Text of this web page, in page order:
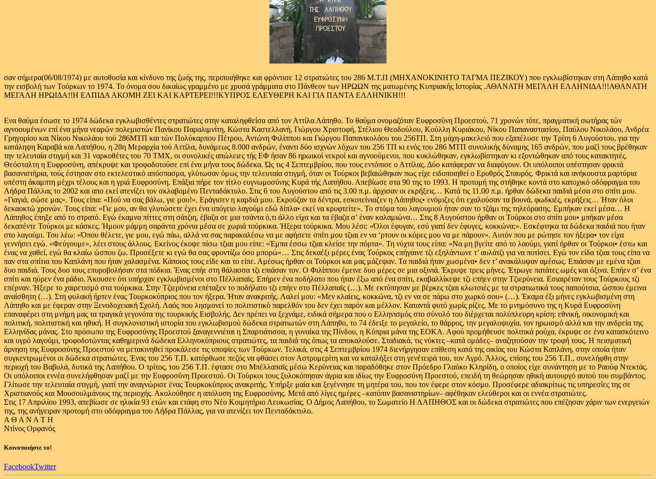
σαν σήμερα(06/08/1974) με αυτοθυσία και κίνδυνο της ζωής της, περιποιήθηκε και φρόντισε 12 στρατιώτες του 286 Μ.Τ.Π (ΜΗΧΑΝΟΚΙΝΗΤΟ ΤΑΓΜΑ ΠΕΖΙΚΟΥ) που εγκλωβίστηκαν στη Λάπηθο κατά
την εισβολή των Τούρκων το 1974. Το όνομα σου δικαίως γραμμένο με χρυσά γράμματα στο Πάνθεον των ΗΡΩΩΝ της ματωμένης Κυπριακής Ιστορίας .ΑΘΑΝΑΤΗ ΜΕΓΑΛΗ ΕΛΛΗΝΙΔΑ!!!ΑΘΑΝΑΤΗ
ΜΕΓΑΛΗ ΗΡΩΙΔΑ!!Η ΕΛΠΙΔΑ ΑΚΟΜΗ ΖΕΙ ΚΑΙ ΚΑΡΤΕΡΕΙ!!!ΚΥΠΡΟΣ ΕΛΕΥΘΕΡΗ ΚΑΙ ΓΙΑ ΠΑΝΤΑ ΕΛΛΗΝΙΚΗ!!!
Ενα θαύμα έσωσε το 1974 δώδεκα εγκλωβισθέντες στρατιώτες στην καταληφθείσα από τον Αττίλα Λάπηθο. Το θαύμα ονομαζόταν Ευφροσύνη Προεστού, 71 χρονών τότε, πραγματική σωτήρας τών
αγνοουμένων επί ένα μήνα νεαρών πολεμιστών Πανίκου Παραλιμνίτη, Κώστα Καστελλανή, Γιώργου Χριστοφή, Στέλιου Θεοδούλου, Κούλλη Κυριάκου, Νίκου Παπαναστασίου, Παύλου Νικολάου, Ανδρέα
Γρηγορίου και Νίκου Νικολάου τού 286ΜΤΠ και τών Πολύκαρπου Πέτρου, Αντώνη Φιλίππου και Γιώργου Παπανικολάου του 256ΤΠ. Στη μάχη-μακελειό που εξαπέλυσε την Τρίτη 6 Αυγούστου, για την
κατάληψη Καραβά και Λαπήθου, η 28η Μεραρχία τού Αττίλα, δυνάμεως 8.000 ανδρών, έναντι δύο ισχνών λόχων του 256 ΤΠ κι ενός του 286 ΜΤΠ συνολικής δύναμης 165 ανδρών, που μαζί τους βρέθηκαν
την τελευταία στιγμή και 31 ναρκοθέτες του 70 ΤΜΧ, οι συνολικές απώλειες τής ΕΦ ήσαν 86 ηρωικοί νεκροί και αγνοούμενοι, που κυκλώθηκαν, εγκλωβίστηκαν κι εξοντώθηκαν από τους κατακτητές.
Θεόσταλτη η Ευφροσύνη, απέκρυψε και τροφοδοτούσε επί ένα μήνα τους δώδεκα. Ώς τις 4 Σεπτεμβρίου, που τους εντόπισε ο Αττίλας. Δύο κατάφεραν να διαφύγουν. Οι υπόλοιποι υπέστησαν φρικτά
βασανιστήρια, τούς έστησαν στο εκτελεστικό απόσπασμα, γλύτωσαν όμως την τελευταία στιγμή, όταν οι Τούρκοι βεβαιώθηκαν πως είχε ειδοποιηθεί ο Ερυθρός Σταυρός. Φρικτά και ανήκουστα μαρτύρια
υπέστη άκαμπτη μέχρι τέλους και η γριά Ευφροσύνη. Επάξια πήρε τον τίτλο ευγνωμοσύνης Κυρά τής Λαπήθου. Απεβίωσε στα 90 της το 1993. Η προτομή της στήθηκε κοντά στο κατοχικό οδόφραγμα του
Λήδρα Πάλλας το 2002 και απο εκεί ατενίζει τον σκλαβομένο Πενταδάκτυλο. Στις 6 του Αυγούστου από τις 3.00 π.μ. άρχισαν οι εκρήξεις… Κατά τις 11.00 π.μ. ήρθαν δώδεκα παιδιά μέσα στο σπίτι μου.
«Γιαγιά, σώσε μας». Τους είπα: «Πού να σας βάλω, γιε μου!». Εράγισεν η καρδιά μου. Εκρούζαν τα δέντρα, εσκοτείνιαζεν η Λάπηθος• ενόμιζες ότι εχαλούσαν τα βουνά, φωδκιές, εκρήξεις… Ήταν όλοι
δεκαοκτώ χρονών. Τους είπα: «Γιε μου, αν θα γλυτώσετε έχει ένα υπόγειο λαγούμι εδώ δίπλα• εκεί να κρυφτείτε». Το στόμα του λαγουμιού ήταν σαν το τζάμι της τηλεόρασης. Εμπήκαν εκεί μέσα… Η
Λάπηθος έπηξε από το στρατό. Εγώ έκαμνα πίττες στη σάτζιη, έβαζα σε μια τσάντα ό,τι άλλο είχα και τα έβαζα σ’ έναν καλαμιώνα… Στις 8 Αυγούστου ήρθαν οι Τούρκοι στο σπίτι μου• μπήκαν μέσα
δεκαπέντε Τούρκοι με κάσκες. Ήμουν μάμμη σαράντα χρόνια μέσα σε χωριά τούρκικα. Ήξερα τούρκικα. Μου λέσι: «Όλοι έφυγαν, εσύ γιατί δεν έφυγες, κοκκώνα;». Εσκέφτηκα τα δώδεκα παιδιά που ήταν
στο λαγούμι. Του λέω: «Όπου θέλετε, γιε μου, εγώ πάω, αλλά να σας παρακαλέσω να με αφήσετε σπίτι μου τζιαι εν να ‘ρτουν οι κόρες μου να με πάρουν». Αυτόν που με ρώτησε τον ήξερα• τον είχα
γεννήσει εγώ. «Φεύγουμε», λέει στους άλλους. Εκείνος έκοψε πίσω τζιαι μου είπε: «Έμπα έσσω τζιαι κλείσε την πόρτα». Τη νύχτα τους είπα: «Να μη βγείτε από το λαούμι, γιατί ήρθαν οι Τούρκοι• έστω και
ένας να χαθεί, εγώ θα κλαίω ώσπου ζω. Προσέξετε κι εγώ θα σας φροντίζω όσο μπορώ»… Στις δεκαέξι μέρες ένας Τούρκος επήγαινε τζι εξηλάντωνε τ’ αυλάτζι για να ποτίσει. Εγώ τον είδα τζιαι τους είπα να
παν στα σπίτια του Καπλάνη που ήταν χαλασμένα. Κάποιος τους είδε και το είπε. Αμέσως ήρθαν οι Τούρκοι και μας μάζεψαν. Τα παιδιά ήταν χωσμένα• δεν τ’ ανακάλυψαν αμέσως. Επιάσαν με εμένα τζιαι
δυο παιδιά. Τους δυο τους επυροβολήσαν στα πόδκια. Ένας επήε στη θάλασσα τζι επιάσαν τον. Ο Φιλίππου έμεινε δυο μέρες σε μια οξινιά. Έκρυψε τρεις μήνες. Έτρωγε πατάτες ωμές και όξινα. Επήεν σ’ ένα
σπίτι και ηύρεν ένα ράδιο. Άκουσεν ότι υπήρχαν εγκλωβισμένοι στο Πέλλαπαϊς. Επήρεν ένα ποδήλατο που ήταν έξω από ένα σπίτι, εκαβαλλίκεψε τζι επήεν στην Τζιερύνεια. Εσιαιρέταν τους Τούρκους τζι
επέρναν. Ήξερε το χαιρετισμό στα τούρκικα. Στην Τζιερύνεια επέταξεν το ποδήλατο τζι επήεν στο Πέλλαπαϊς (…). Με εκτύπησαν με βέρκες τζιαι κλωτσιές με τα στρατιωτικά τους παπούτσια, ώσπου έμεινα
αναίσθητη (…). Στη φυλακή ήρτεν ένας Τουρκοκύπριος που τον ήξερα. Ήταν ανακριτής. Λαλεί μου: «Μεν κλαίεις, κοκκώνα, τζι εν να σε πάρω στο χωρκό σου» (…). Έκαμα έξι μήνες εγκλωβισμένη στη
Λάπηθο και με έφεραν στην Ξενοδοχειακή Σχολή. Λαός που λησμονεί το πολιτιστικό παρελθόν του δεν έχει παρόν και μέλλον. Καταντά φυτό χωρίς ρίζες. Με το μνημόσυνο της η Κυρά Ευφροσύνη
επαναφέρει στη μνήμη μας τα τραγικά γεγονότα της τουρκικής Εισβολής. Δεν πρέπει να ξεχνάμε, ειδικά σήμερα που ο Ελληνισμός στο σύνολό του διέρχεται πολύπλευρη κρίση: εθνική, οικονομική και
πολιτική, πολιτιστική και ηθική. Η συγκλονιστική ιστορία του εγκλωβισμού δώδεκα στρατιωτών στη Λάπηθο, το 74 έδειξε το μεγαλείο, το θάρρος, την μεγαλοψυχία, τον ηρωισμό αλλά και την ανδρεία της
Ελληνίδας μάνας. Στο πρόσωπο της Ευφροσύνης Προεστού ξαναγεννιέται η Σπαρτιάτισσα, η γυναίκα της Πίνδου, η Κύπρια μάνα της ΕΟΚΑ. Αφού προμήθευσε πολιτικά ρούχα, έκρυψε σε ένα κατασκότεινο
και υγρό λαγούμι, τροφοδοτώντας καθημερινά δώδεκα Ελληνοκύπριους στρατιώτες, τα παιδιά της όπως τα αποκαλούσε. Σταδιακά, τις νύκτες –κατά ομάδες– αναζητούσαν την τροφή τους. Η πεισματική
άρνηση της Ευφροσύνης Προεστού να μετακινηθεί προκάλεσε τις υποψίες των Τούρκων. Τελικά, στις 4 Σεπτεμβρίου 1974 διενήργησαν επίθεση κατά της οικίας του Κώστα Καπλάνη, στην οποία ήταν
συγκεντρωμένοι οι δώδεκα στρατιώτες. Ένας του 256 Τ.Π. κατόρθωσε πεζός να φθάσει στον Αστρομερίτη και να καταλήξει στη γενέτειρά του, τον Αγρό. Άλλος, επίσης του 256 Τ.Π., συνελήφθη στην
περιοχή του Βαβυλά, δυτικά της Λαπήθου. Ο τρίτος, του 256 Τ.Π. έφτασε στο Μπέλλαπαϊς μέσω Κερύνειας και παραδόθηκε στον Πρόεδρο Γλαύκο Κληρίδη, ο οποίος είχε συνάντηση με το Ραούφ Ντεκτάς.
Οι υπόλοιποι εννέα συνελήφθησαν μαζί με την Ευφροσύνη Προεστού. Οι Τούρκοι τους ξυλοκόπησαν άγρια και ιδίως την Ευφροσύνη Προεστού, επειδή τη θεώρησαν ηθική αυτουργό αυτού του συμβάντος.
Γλίτωσε την τελευταία στιγμή, γιατί την αναγνώρισε ένας Τουρκοκύπριος ανακριτής. Υπήρξε μαία και ξεγέννησε τη μητέρα του, που τον έφερε στον κόσμο. Προσέφερε αδιακρίτως τις υπηρεσίες της σε
Χριστιανούς και Μουσουλμάνους της περιοχής. Ακολούθησε η απόλυση της Ευφροσύνης. Μετά από λίγες ημέρες –κατόπιν βασανιστηρίων– αφέθηκαν ελεύθεροι και οι εννέα στρατιώτες.
Στις 17 Απριλίου 1993, απεβίωσε σε ηλικία 93 ετών και ετάφη στο Νέο Κοιμητήριο Λευκωσίας. Ο Δήμος Λαπήθου, το Σωματείο Η ΛΑΠΗΘΟΣ και οι δώδεκα στρατιώτες που επέζησαν χάριν των ενεργειών
της, της ανήγειραν προτομή στο οδόφραγμα του Λήδρα Πάλλας, για να ατενίζει τον Πενταδάκτυλο.
Α Θ Α Ν Α Τ Η
Ντίνος Ορφανός
Κοινοποιήστε το!
FacebookTwitter